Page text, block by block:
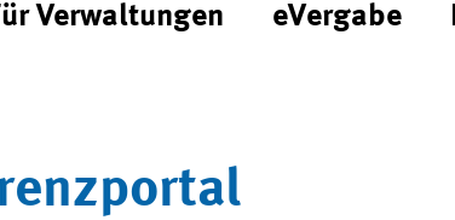
Verwaltungen eVergabe